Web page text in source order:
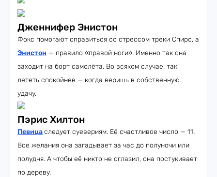
Дженнифер Энистон
Фокс помогают справиться со стрессом треки Спирс, а
Энистон — правило «правой ноги». Именно так она
заходит на борт самолёта. Во всяком случае, так
лететь спокойнее — когда веришь в собственную
удачу.
Пэрис Хилтон
Певицаследует суевериям. Её счастливое число — 11.
Все желания она загадывает за час до полуночи или
полудня. А чтобы её никто не сглазил, она постукивает
по дереву.